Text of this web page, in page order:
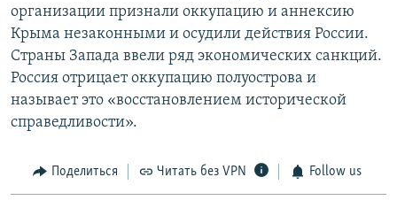
организации признали оккупацию и аннексию
Крыма незаконными и осудили действия России.
Страны Запада ввели ряд экономических санкций.
Россия отрицает оккупацию полуострова и
называет это «восстановлением исторической
справедливости».
Поделиться Читать без VPN Follow us